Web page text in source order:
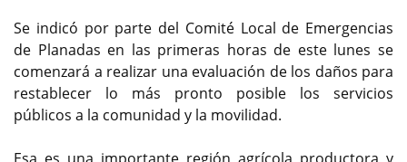
Se indicó por parte del Comité Local de Emergencias
de Planadas en las primeras horas de este lunes se
comenzará a realizar una evaluación de los daños para
restablecer lo más pronto posible los servicios
públicos a la comunidad y la movilidad.
Esa es una importante región agrícola productora y